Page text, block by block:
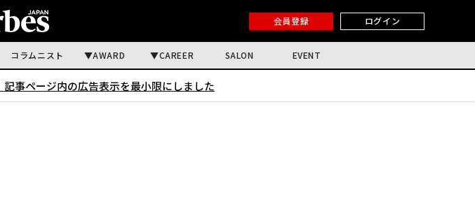
会員登録 ログイン
コラムニスト AWARD CAREER SALON EVENT
記事ページ内の広告表示を最小限にしました